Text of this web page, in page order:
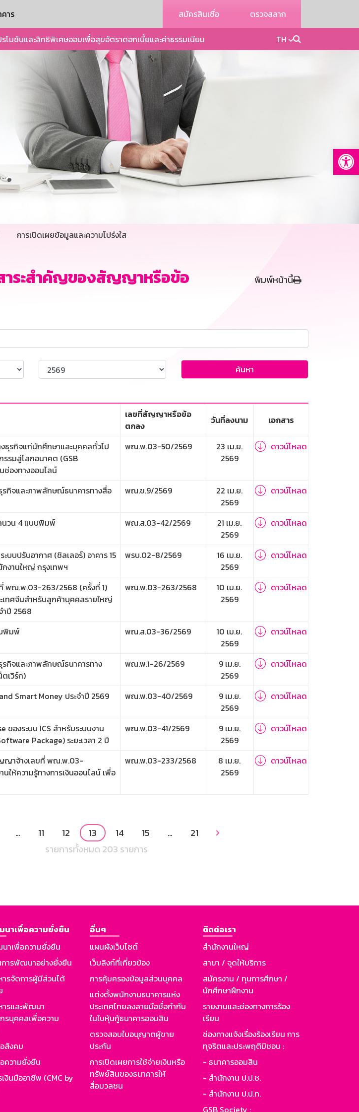
าร สมัครสินเชื่อ ตรวจสลาก
รโมชันและสิทธิพิเศษออมเพื่อสุขอัตราดอกเบี้ยและค่าธรรมเนียม TH
การเปิดเผยข้อมูลและความโปร่งใส
าระสำคัญของสัญญาหรือข้อ
พิมพ์หน้านี้
ค้นหา
เลขที่สัญญาหรือข้อ
ตกลง
วันที่ลงนาม เอกสาร
ธุรกิจแก่นักศึกษาและบุคคลทั่วไป
รมสู่โลกอนาคต (GSB
องทางออนไลน์
พณ.พ.03-50/2569
23 เม.ย.
2569
ดาวน์โหลด
กิจและภาพลักษณ์ธนาคารทางสื่อ
พณ.ข.9/2569
22 เม.ย.
2569
ดาวน์โหลด
วน 4 แบบพิมพ์ พณ.ส.03-42/2569
21 เม.ย.
2569
ดาวน์โหลด
บบปรับอากาศ (ชิลเลอร์) อาคาร 15
กงานใหญ่ กรุงเทพฯ
พรบ.02-8/2569
16 เม.ย.
2569
ดาวน์โหลด
พณ.พ.03-263/2568 (ครั้งที่ 1)
เทศจีนสำหรับลูกค้าบุคคลรายใหญ่
ำปี 2568
พณ.พ.03-263/2568
10 เม.ย.
2569
ดาวน์โหลด
พิมพ์ พณ.ส.03-36/2569
10 เม.ย.
2569
ดาวน์โหลด
กิจและภาพลักษณ์ธนาคารทาง
เวิร์ก)
พณ.พ.1-26/2569
9 เม.ย.
2569
ดาวน์โหลด
Smart Money ประจำปี 2569 พณ.พ.03-40/2569
9 เม.ย.
2569
ดาวน์โหลด
ของระบบ ICS สำหรับระบบงาน
Package) ระยะเวลา 2 ปี
พณ.พ.03-41/2569
9 เม.ย.
2569
ดาวน์โหลด
ญาจ้างเลขที่ พณ.พ.03-
ให้ความรู้ทางการเงินออนไลน์ เพื่อ
พณ.พ.03-233/2568
8 เม.ย.
2569
ดาวน์โหลด
… 11 12 13 14 15 … 21 
รายการทั้งหมด 203 รายการ
นาเพื่อความยั่งยืน
าเพื่อความยั่งยืน
การพัฒนาอย่างยั่งยืน
ารจัดการผู้มีส่วนได้
ารและพัฒนา
รบุคคลเพื่อความ
สังคม
ความยั่งยืน
งินมืออาชีพ (CMC by
อื่นๆ
แผนผังเว็บไซต์
เว็บลิงก์ที่เกี่ยวข้อง
การคุ้มครองข้อมูลส่วนบุคคล
แต่งตั้งพนักงานธนาคารแห่ง
ประเทศไทยลงลายมือชื่อกำกับ
ในใบหุ้นกู้ธนาคารออมสิน
ตรวจสอบใบอนุญาตผู้ขาย
ประกัน
การเปิดเผยการใช้จ่ายเงินหรือ
ทรัพย์สินของธนาคารให้
สื่อมวลชน
ติดต่อเรา
สำนักงานใหญ่
สาขา / จุดให้บริการ
สมัครงาน / ทุนการศึกษา /
นักศึกษาฝึกงาน
รายงานและช่องทางการร้อง
เรียน
ช่องทางแจ้งเรื่องร้องเรียน การ
ทุจริตและประพฤติมิชอบ :
- ธนาคารออมสิน
- สำนักงาน ป.ป.ช.
- สำนักงาน ป.ป.ท.